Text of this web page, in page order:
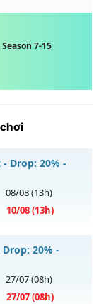
Season 7-15
- Drop: 20% -
08/08(13h)
10/08(13h)
tại K4
Drop: 20% -
27/07(08h)
27/07(08h)